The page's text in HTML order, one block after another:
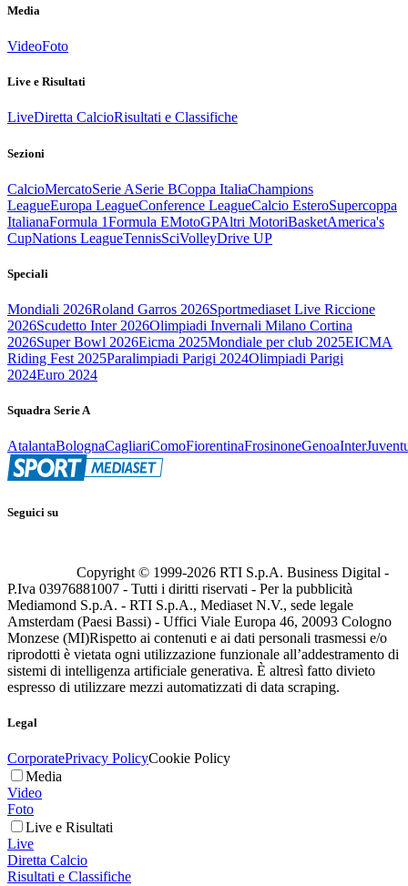
Media
VideoFoto
Live e Risultati
LiveDiretta CalcioRisultati e Classifiche
Sezioni
CalcioMercatoSerie ASerie BCoppa ItaliaChampions
LeagueEuropa LeagueConference LeagueCalcio EsteroSupercoppa
ItalianaFormula 1Formula EMotoGPAltri MotoriBasketAmerica's
CupNations LeagueTennisSciVolleyDrive UP
Speciali
Mondiali 2026Roland Garros 2026Sportmediaset Live Riccione
2026Scudetto Inter 2026Olimpiadi Invernali Milano Cortina
2026Super Bowl 2026Eicma 2025Mondiale per club 2025EICMA
Riding Fest 2025Paralimpiadi Parigi 2024Olimpiadi Parigi
2024Euro 2024
Squadra Serie A
AtalantaBolognaCagliariComoFiorentinaFrosinoneGenoaInter
Seguici su
Copyright © 1999-2026 RTI S.p.A. Business Digital -
P.Iva 03976881007 - Tutti i diritti riservati - Per la pubblicità
Mediamond S.p.A. - RTI S.p.A., Mediaset N.V., sede legale
Amsterdam (Paesi Bassi) - Uffici Viale Europa 46, 20093 Cologno
Monzese (MI)Rispetto ai contenuti e ai dati personali trasmessi e/o
riprodotti è vietata ogni utilizzazione funzionale all’addestramento di
sistemi di intelligenza artificiale generativa. È altresì fatto divieto
espresso di utilizzare mezzi automatizzati di data scraping.
Legal
CorporatePrivacy PolicyCookie Policy
Media
Video
Foto
Live e Risultati
Live
Diretta Calcio
Risultati e Classifiche